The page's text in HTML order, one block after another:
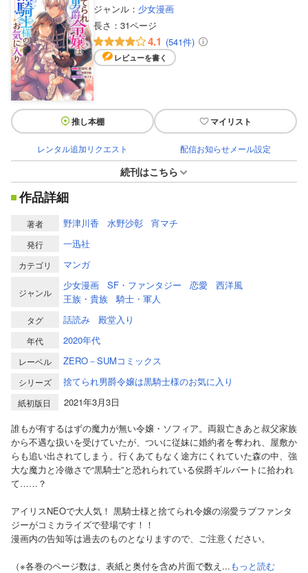
ジャンル： 少女漫画
長さ： 31ページ
4.1 (541件)
レビューを書く
推し本棚 マイリスト
レンタル追加リクエスト 配信お知らせメール設定
続刊はこちら
作品詳細
著者 野津川香 水野沙彰 宵マチ
発行 一迅社
カテゴリ マンガ
ジャンル
少女漫画 SF・ファンタジー 恋愛
西洋風
王族・貴族
騎士・軍人
タグ 話読み 殿堂入り
年代 2020年代
レーベル ZERO－SUMコミックス
シリーズ 捨てられ男爵令嬢は黒騎士様のお気に入り
紙初版日
2021年3月3日
誰もが有するはずの魔力が無い令嬢・ソフィア。両親亡きあと叔父家族
から不遇な扱いを受けていたが、ついに従妹に婚約者を奪われ、屋敷か
らも追い出されてしまう。行くあてもなく途方にくれていた森の中、強
大な魔力と冷徹さで“黒騎士”と恐れられている侯爵ギルバートに拾われ
て……？
アイリスNEOで大人気！ 黒騎士様と捨てられ令嬢の溺愛ラブファンタ
ジーがコミカライズで登場です！！
漫画内の告知等は過去のものとなりますので、ご注意ください。
（※各巻のページ数は、表紙と奥付を含め片面で数え...もっと読む